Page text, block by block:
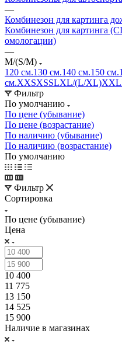
—
Комбинезон для картинга
Комбинезон для картинга
омологации)
—
M/(S/M)
120 см.130 см.140 см.150 см.
см.XXSXSSLXL/(L/XL)XXL
Фильтр
По умолчанию
По цене (убывание)
По цене (возрастание)
По наличию (убывание)
По наличию (возрастание)
По умолчанию
Фильтр
Сортировка
По цене (убывание)
Цена
10 400
11 775
13 150
14 525
15 900
Наличие в магазинах